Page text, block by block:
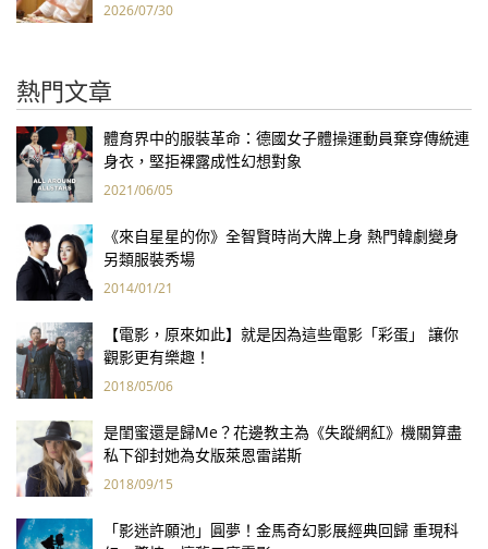
2026/07/30
熱門文章
體育界中的服裝革命：德國女子體操運動員棄穿傳統連
身衣，堅拒裸露成性幻想對象
2021/06/05
《來自星星的你》全智賢時尚大牌上身 熱門韓劇變身
另類服裝秀場
2014/01/21
【電影，原來如此】就是因為這些電影「彩蛋」 讓你
觀影更有樂趣！
2018/05/06
是閨蜜還是歸Me？花邊教主為《失蹤網紅》機關算盡
私下卻封她為女版萊恩雷諾斯
2018/09/15
「影迷許願池」圓夢！金馬奇幻影展經典回歸 重現科